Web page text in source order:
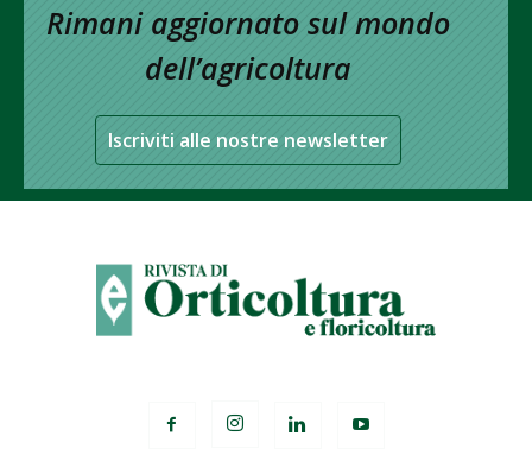
Rimani aggiornato sul mondo
dell’agricoltura
Iscriviti alle nostre newsletter